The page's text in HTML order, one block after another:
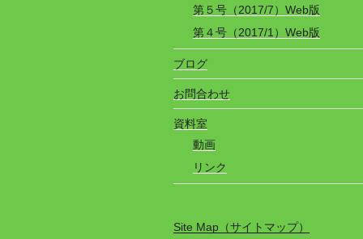
第５号（2017/7）Web版
第４号（2017/1）Web版
ブログ
お問合わせ
資料室
動画
リンク
Site Map（サイトマップ）